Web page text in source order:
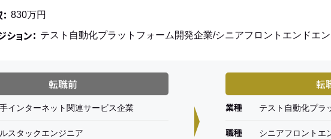
830万円
ョン： テスト自動化プラットフォーム開発企業/シニアフロントエンドエ
転職前
インターネット関連サービス企業
スタックエンジニア
転
業種 テスト自動化プラ
職種 シニアフロントエ